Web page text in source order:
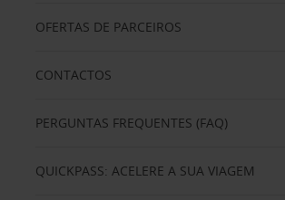
OFERTAS DE PARCEIROS
CONTACTOS
PERGUNTAS FREQUENTES (FAQ)
QUICKPASS: ACELERE A SUA VIAGEM